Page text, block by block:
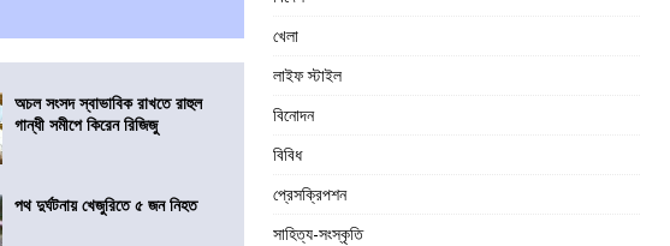
অচল সংসদ স্বাভাবিক রাখতে রাহুল
গান্ধী সমীপে কিরেন রিজিজু
পথ দুর্ঘটনায় খেজুরিতে ৫ জন নিহত
খেলা
লাইফ স্টাইল
বিনোদন
বিবিধ
প্রেসক্রিপশন
সাহিত্য-সংস্কৃতি